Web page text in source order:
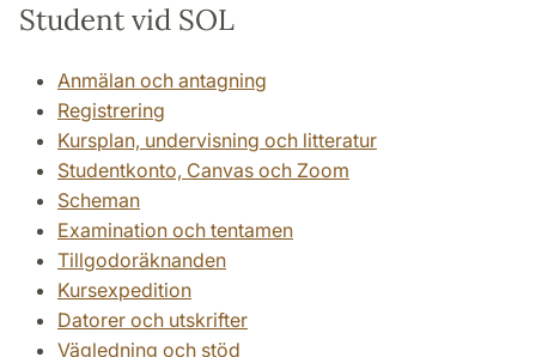
Student vid SOL
Anmälan och antagning
Registrering
Kursplan, undervisning och litteratur
Studentkonto, Canvas och Zoom
Scheman
Examination och tentamen
Tillgodoräknanden
Kursexpedition
Datorer och utskrifter
Vägledning och stöd